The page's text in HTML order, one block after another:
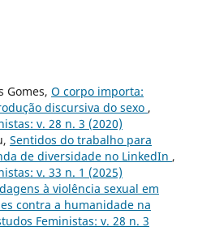
Gomes, O corpo importa:
discursiva do sexo ,
v. 28 n. 3 (2020)
Sentidos do trabalho para
de diversidade no LinkedIn ,
v. 33 n. 1 (2025)
à violência sexual em
contra a humanidade na
Feministas: v. 28 n. 3